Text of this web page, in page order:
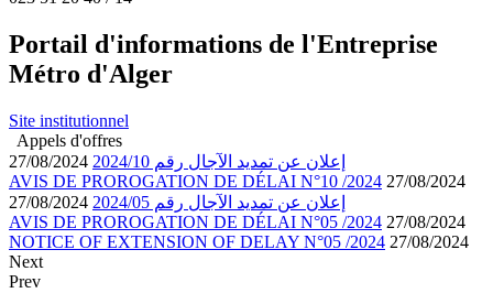
Portail d'informations de l'Entreprise
Métro d'Alger
Site institutionnel
Appels d'offres
إعلان عن تمديد الآجال رقم 2024/10
27/08/2024
AVIS DE PROROGATION DE DÉLAI N°10 /2024 27/08/2024
إعلان عن تمديد الآجال رقم 2024/05
27/08/2024
AVIS DE PROROGATION DE DÉLAI N°05 /2024 27/08/2024
NOTICE OF EXTENSION OF DELAY N°05 /2024 27/08/2024
Next
Prev